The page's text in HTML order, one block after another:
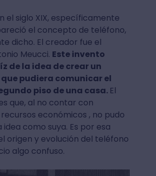
el siglo XIX, específicamente
el concepto de teléfono,
dicho. El creador fue el
Meucci. Este invento
de la idea de crear un
pudiera comunicar el
piso de una casa. El
que, al no contar con
económicos , no pudo
como suya. Es por esa
origen y evolución del teléfono
algo confuso.